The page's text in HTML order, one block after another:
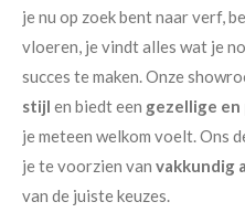
je nu op zoek bent naar verf,
vloeren, je vindt alles wat je
succes te maken. Onze
stijl en biedt een gezellige
je meteen welkom voelt. Ons
je te voorzien van vakkundig
van de juiste keuzes.